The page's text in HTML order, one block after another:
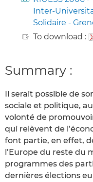
Inter-
Solidaire -
To download :
Summary :
Il serait possible de
sociale et politique,
volonté de
qui relèvent de
font partie, en effet,
l’Europe du reste du
programmes des
dernières élections